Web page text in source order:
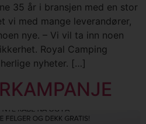
35 år i bransjen med en stor
vi med mange leverandører,
nye. – Vi vil ta inn noen
Royal Camping
nyheter. […]